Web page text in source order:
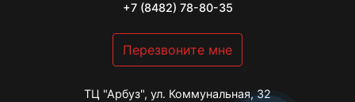
+7 (8482) 78-80-35
Перезвоните мне
ТЦ "Арбуз", ул. Коммунальная, 32